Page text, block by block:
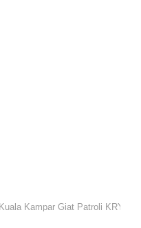
Kampar Giat Patroli KRYD